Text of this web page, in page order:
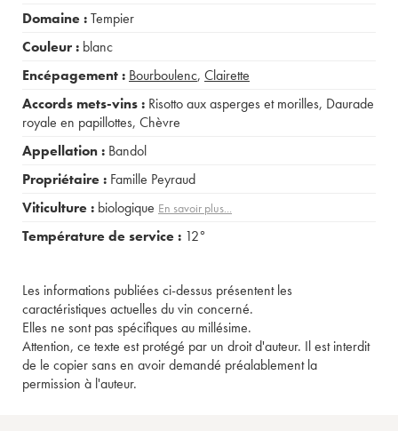
Domaine :Tempier
Couleur : blanc
Encépagement : Bourboulenc, Clairette
Accords mets-vins : Risotto aux asperges et morilles, Daurade
royale en papillottes, Chèvre
Appellation : Bandol
Propriétaire : Famille Peyraud
Viticulture : biologique En savoir plus...
Température de service : 12°
Les informations publiées ci-dessus présentent les
caractéristiques actuelles du vin concerné.
Elles ne sont pas spécifiques au millésime.
Attention, ce texte est protégé par un droit d'auteur. Il est interdit
de le copier sans en avoir demandé préalablement la
permission à l'auteur.